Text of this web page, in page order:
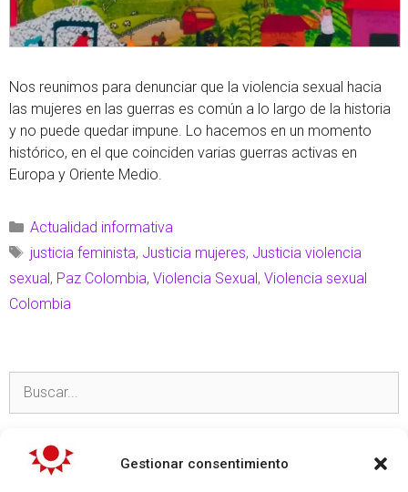
Gestionar consentimiento
Nos reunimos para denunciar que la violencia sexual hacia
las mujeres en las guerras es común a lo largo de la historia
y no puede quedar impune. Lo hacemos en un momento
histórico, en el que coinciden varias guerras activas en
Europa y Oriente Medio.
Actualidad informativa
justicia feminista, Justicia mujeres, Justicia violencia
sexual , Paz Colombia, Violencia Sexual , Violencia sexual
Colombia
TEMAS